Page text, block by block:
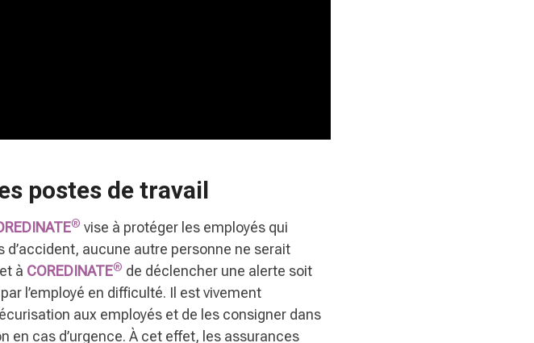
postes de travail
® vise à protéger les employés qui
aucune autre personne ne serait
à COREDINATE® de déclencher une alerte soit
l’employé en difficulté. Il est vivement
aux employés et de les consigner dans
en cas d’urgence. À cet effet, les assurances